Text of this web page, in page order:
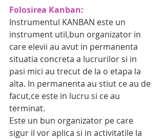
Folosirea Kanban:
Instrumentul KANBAN este un
instrument util,bun organizator in
care elevii au avut in permanenta
situatia concreta a lucrurilor si in
pasi mici au trecut de la o etapa la
alta. In permanenta au stiut ce au de
facut,ce este in lucru si ce au
terminat.
Este un bun organizator pe care
sigur il vor aplica si in activitatile la